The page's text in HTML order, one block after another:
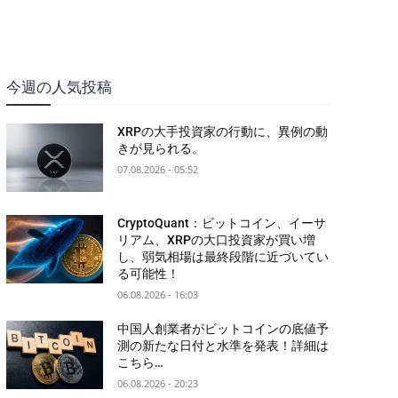
今週の人気投稿
XRPの大手投資家の行動に、異例の動
きが見られる。
07.08.2026 - 05:52
CryptoQuant：ビットコイン、イーサ
リアム、XRPの大口投資家が買い増
し、弱気相場は最終段階に近づいてい
る可能性！
06.08.2026 - 16:03
中国人創業者がビットコインの底値予
測の新たな日付と水準を発表！詳細は
こちら…
06.08.2026 - 20:23